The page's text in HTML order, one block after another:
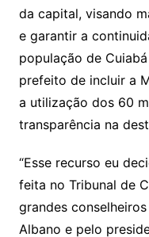
da capital, visando
e garantir a
população de
prefeito de incluir a
a utilização dos 60
transparência na
“Esse recurso eu
feita no Tribunal de
grandes
Albano e pelo